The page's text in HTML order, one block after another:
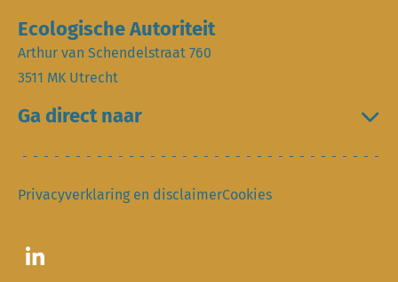
Ga direct naar
Ecologische Autoriteit
Arthur van Schendelstraat 760
3511 MK Utrecht
Privacyverklaring en disclaimerCookies
Ga naar LinkedIn